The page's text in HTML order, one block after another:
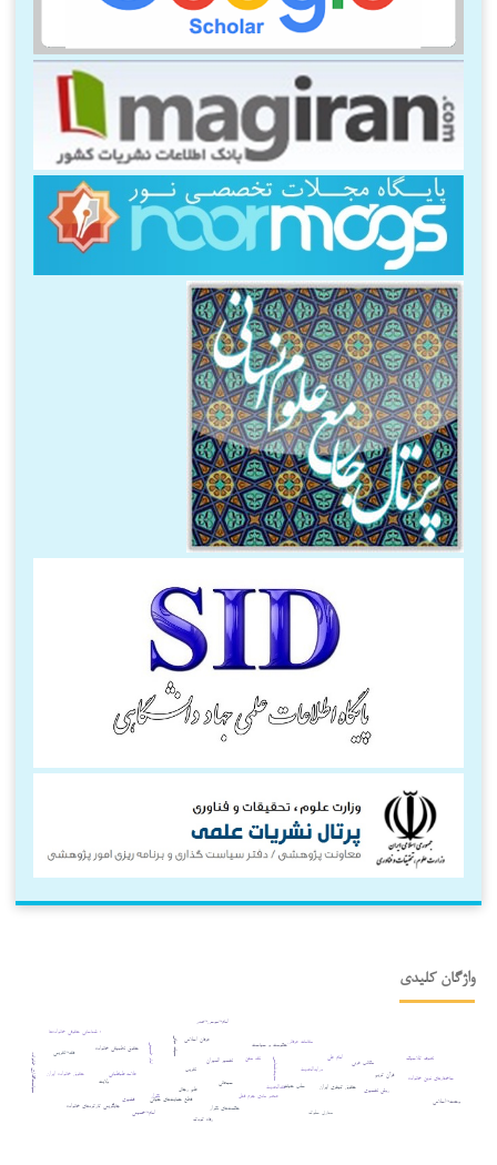
واژگان کلیدی
سبحانی
حدیث‌شناسی نقد متن
علم رجال
درایه‌الحدیث
فقه‌الحدیث
حیات نباتی
عنصر مادی جرم قتل
سلب حیات
قطع حمایت‌های حیاتی
حقوق کیفری ایران
امام علی
حکومت و سیاست
مکاتب غربی
قرآن کریم
تکرار
تفسیر المیزان
علامه طباطبایی
حکمت‌های تکرار
روش تفسیری
امام خمینی
قشیری
مقامات عرفانی
منازل سلوک
عرفان اسلامی
ولایت
تصوف کلاسیک
ساختارهای نوین خانواده
جایگزینی کارکردهای خانواده
حقوق تطبیقی خانواده
حقوق خانواده ایران
رفاه کودک
؛ شناسایی حقوقی خانواده‌ها
سیاست‌گذاری خانواده تقریب
فقه¬تقریبی
وحدت¬اسلامی
امام¬موسی¬صدر
امام¬خمینی